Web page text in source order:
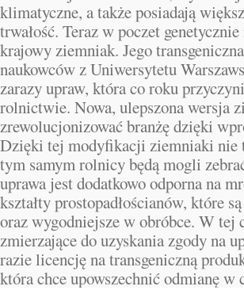
klimatyczne, a także posiadają
trwałość. Teraz w poczet
krajowy ziemniak. Jego
naukowców z Uniwersytetu
zarazy upraw, która co roku
rolnictwie. Nowa, ulepszona wersja
zrewolucjonizować branżę dzięki
Dzięki tej modyfikacji ziemniaki nie
tym samym rolnicy będą mogli
uprawa jest dodatkowo odporna na
kształty prostopadłościanów, które
oraz wygodniejsze w obróbce. W
zmierzające do uzyskania zgody na
razie licencję na transgeniczną
która chce upowszechnić odmianę w